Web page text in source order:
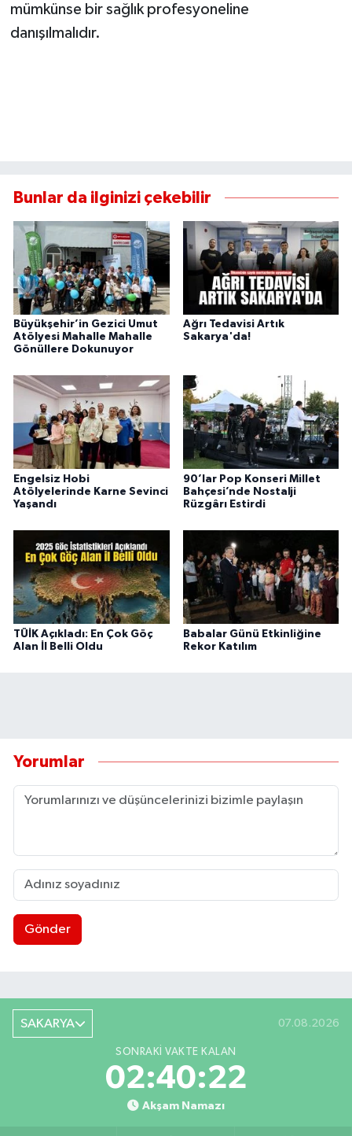
mümkünse bir sağlık profesyoneline
danışılmalıdır.
Bunlar da ilginizi çekebilir
Büyükşehir’in Gezici Umut
Atölyesi Mahalle Mahalle
Gönüllere Dokunuyor
Ağrı Tedavisi Artık
Sakarya'da!
Engelsiz Hobi
Atölyelerinde Karne Sevinci
Yaşandı
90’lar Pop Konseri Millet
Bahçesi’nde Nostalji
Rüzgârı Estirdi
TÜİK Açıkladı: En Çok Göç
Alan İl Belli Oldu
Babalar Günü Etkinliğine
Rekor Katılım
Yorumlar
Gönder
SAKARYA 07.08.2026
SONRAKI VAKTE KALAN
02:40:21
Akşam Namazı